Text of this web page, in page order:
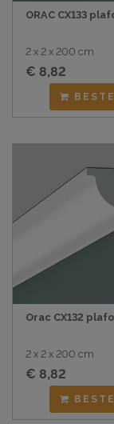
ORAC CX133
2 x 2 x 200 cm
€ 8,82
Orac CX132
2 x 2 x 200 cm
€ 8,82